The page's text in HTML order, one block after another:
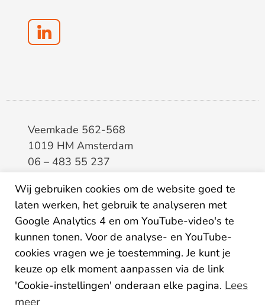
Veemkade 562-568
1019 HM Amsterdam
06 – 483 55 237
BTW8133.20.343.B.01
KvK34207150
IBANNL26ABNA0507435125
Wij gebruiken cookies om de website goed te
laten werken, het gebruik te analyseren met
Google Analytics 4 en om YouTube-video's te
kunnen tonen. Voor de analyse- en YouTube-
cookies vragen we je toestemming. Je kunt je
keuze op elk moment aanpassen via de link
'Cookie-instellingen' onderaan elke pagina. Lees